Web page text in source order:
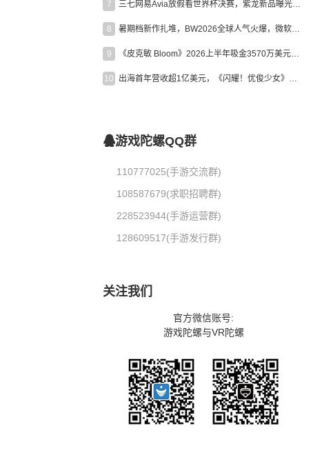
7 三七网易Avia放假看世界杯决赛，紫龙新品曝光，米哈游新作上线 | 陀螺周报
8 暑期档新作扎堆，BW2026全球人气火爆，微软XBOX大裁员|陀螺周报
9 《皮克敏 Bloom》2026上半年吸金3570万美元，中国台湾成最大市场
10 出海首年营收超1亿美元，《闪耀！优俊少女》美国市场占比达七成
游戏陀螺QQ群
110777025(手游交流群)
108587679(求职招聘群)
228523944(手游运营群)
128609517(手游发行群)
关注我们
官方微信账号:
游戏陀螺与VR陀螺